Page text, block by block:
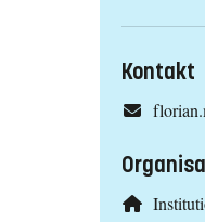
Kontakt